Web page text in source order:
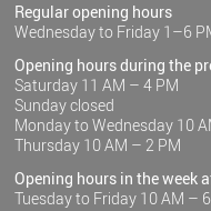
Regular opening hours
Wednesday to Friday 1–6
Opening hours during the
Saturday 11 AM – 4 PM
Sunday closed
Monday to Wednesday 10
Thursday 10 AM – 2 PM
Opening hours in the week
Tuesday to Friday 10 AM –